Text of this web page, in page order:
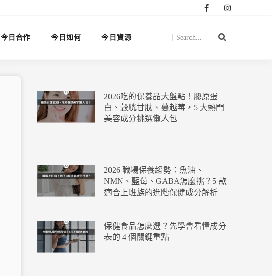
今日合作 今日如何 今日資源
2026吃的保養品大盤點！膠原蛋
白、穀胱甘肽、蔓越莓，5 大熱門
美容成分挑選懶人包
2026 職場保養趨勢：魚油、
NMN、藍莓、GABA怎麼挑？5 款
適合上班族的進階保健成分解析
保健食品怎麼選？先學會看懂成分
表的 4 個關鍵重點